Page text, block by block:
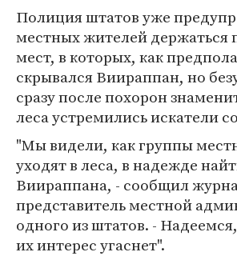
Полиция штатов уже
местных жителей держаться
мест, в которых, как
скрывался Виираппан, но
сразу после похорон
леса устремились искатели
"Мы видели, как группы
уходят в леса, в надежде
Виираппана, - сообщил
представитель местной
одного из штатов. -
их интерес угаснет".